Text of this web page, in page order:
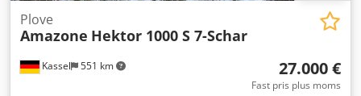
Kassel 551 km
Plove
Amazone Hektor 1000 S 7-Schar
27.000 €
Fast pris plus moms